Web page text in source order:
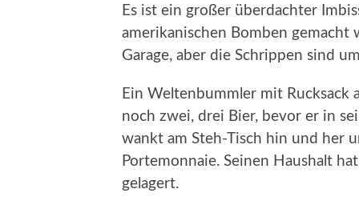
Es ist ein großer überdachter
amerikanischen Bomben
Garage, aber die Schrippen sind
Ein Weltenbummler mit Rucksack
noch zwei, drei Bier, bevor er in
wankt am Steh-Tisch hin und her
Portemonnaie. Seinen Haushalt
gelagert.